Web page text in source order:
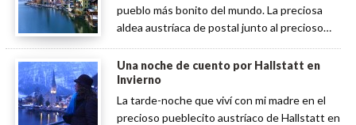
pueblo más bonito del mundo. La preciosa
aldea austríaca de postal junto al precioso
Una noche de cuento por Hallstatt en
Invierno
La tarde-noche que viví con mi madre en el
precioso pueblecito austríaco de Hallstatt en